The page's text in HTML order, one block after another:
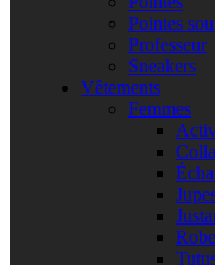
Pointes
Professeur
Sneakers
Vêtements
Femmes